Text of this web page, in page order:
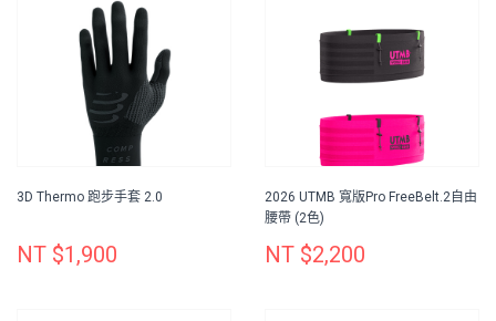
3D Thermo 跑步手套 2.0
NT $1,900
2026 UTMB 寬版Pro FreeBelt.2自由
腰帶 (2色)
NT $2,200